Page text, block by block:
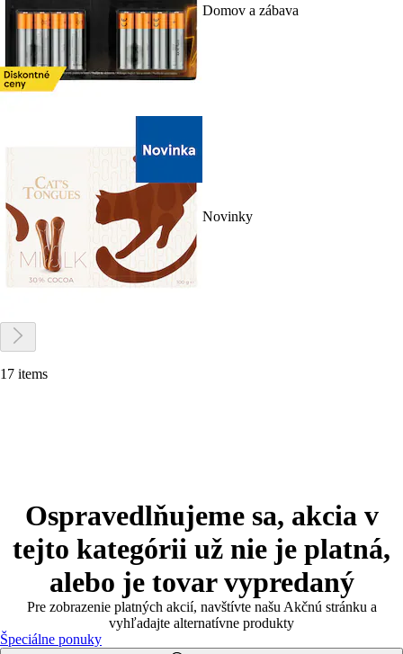
Domov a zábava
Novinky
17 items
Ospravedlňujeme sa, akcia v
tejto kategórii už nie je platná,
alebo je tovar vypredaný
Pre zobrazenie platných akcií, navštívte našu Akčnú stránku a
vyhľadajte alternatívne produkty
Špeciálne ponuky